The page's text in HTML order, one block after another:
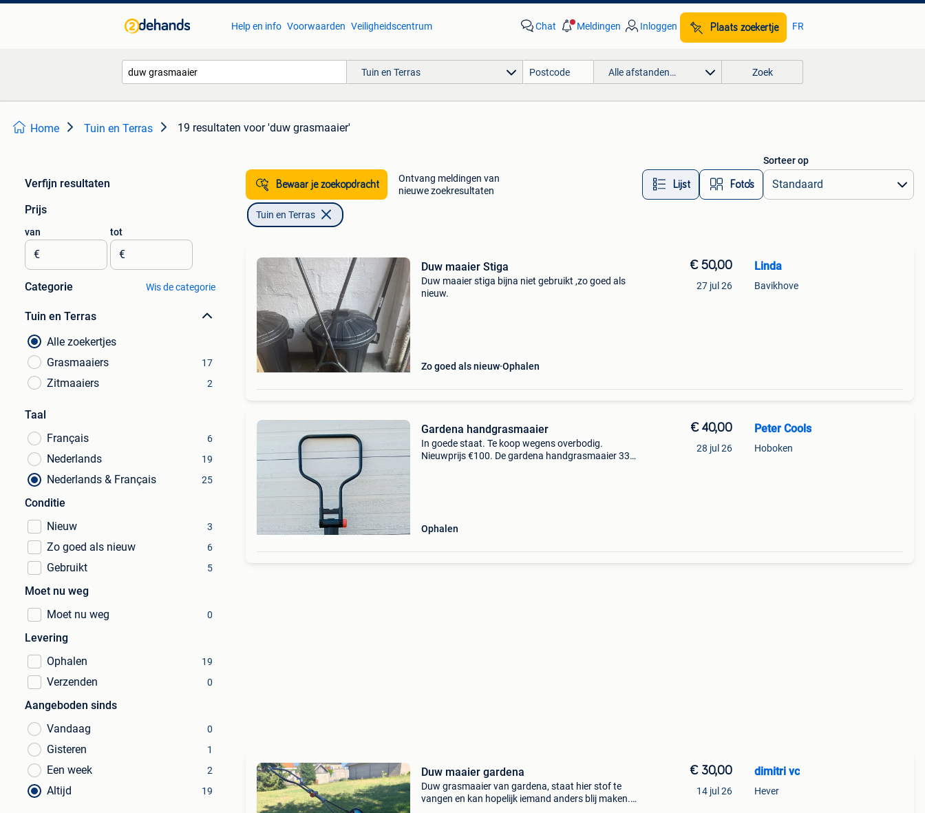
Help en info Voorwaarden Veiligheidscentrum Chat Meldingen Inloggen Plaats zoekertje FR
Tuin en Terras Alle afstanden… Zoek
Home Tuin en Terras 19 resultaten voor 'duw grasmaaier'
Verfijn resultaten
Prijs
van
€
tot
€
Categorie Wis de categorie
Tuin en Terras
Alle zoekertjes
Grasmaaiers
17
Zitmaaiers 2
Taal
Français
6
Nederlands 19
Nederlands & Français 25
Conditie
Nieuw
3
Zo goed als nieuw 6
Gebruikt 5
Moet nu weg
Moet nu weg
0
Levering
Ophalen
19
Verzenden 0
Aangeboden sinds
Vandaag
0
Gisteren 1
Een week 2
Altijd 19
Bewaar je zoekopdracht
Ontvang meldingen van
nieuwe zoekresultaten
Lijst Foto’s
Sorteer op
Tuin en Terras
Duw maaier Stiga
Duw maaier stiga bijna niet gebruikt ,zo goed als
nieuw.
Zo goed als nieuw Ophalen
€ 50,00
27 jul 26
Linda
Bavikhove
Gardena handgrasmaaier
In goede staat. Te koop wegens overbodig.
Nieuwprijs €100. De gardena handgrasmaaier 330
Ophalen
€ 40,00
28 jul 26
Peter Cools
Hoboken
Duw maaier gardena
Duw grasmaaier van gardena, staat hier stof te
vangen en kan hopelijk iemand anders blij maken.
€ 30,00
14 jul 26
dimitri vc
Hever